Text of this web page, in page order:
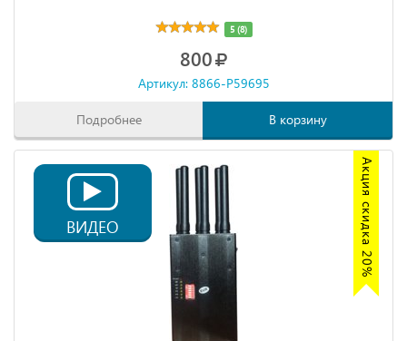
5 (8)
800
Артикул: 8866-P59695
Подробнее В корзину
Акция скидка 20%
ВИДЕО